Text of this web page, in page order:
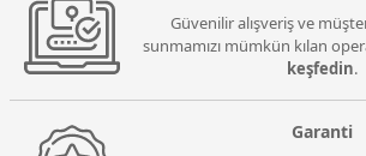
Güvenilir alışveriş ve
sunmamızı mümkün kılan
keşfedin.
Garanti